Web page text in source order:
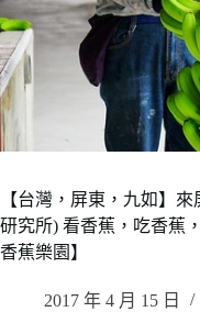
【台灣，屏東，九如】
研究所) 看香蕉，吃香蕉
香蕉樂園】
2017 年 4 月 15 日